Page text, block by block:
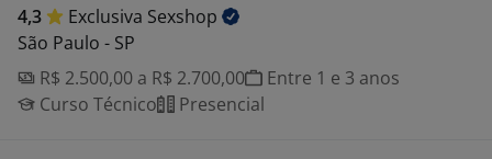
4,3 Exclusiva Sexshop
São Paulo - SP
R$ 2.500,00 a R$ 2.700,00
Entre 1 e 3 anos
Curso Técnico
Presencial